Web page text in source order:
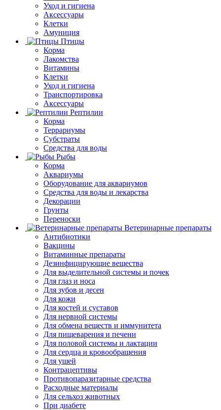
Уход и гигиена
Аксессуары
Клетки
Амуниция
Птицы
Корма
Лакомства
Витамины
Клетки
Уход и гигиена
Транспортировка
Аксессуары
Рептилии
Корма
Террариумы
Субстраты
Средства для воды
Рыбы
Корма
Аквариумы
Оборудование для аквариумов
Средства для воды и лекарства
Декорации
Грунты
Переноски
Ветеринарные препараты
Антибиотики
Вакцины
Витаминные препараты
Дезинфицирующие вещества
Для выделительной системы и почек
Для глаз и носа
Для зубов и десен
Для кожи
Для костей и суставов
Для нервной системы
Для обмена веществ и иммунитета
Для пищеварения и печени
Для половой системы и лактации
Для сердца и кровообращения
Для ушей
Контрацептивы
Противопаразитарные средства
Расходные материалы
Для сельхоз животных
При диабете